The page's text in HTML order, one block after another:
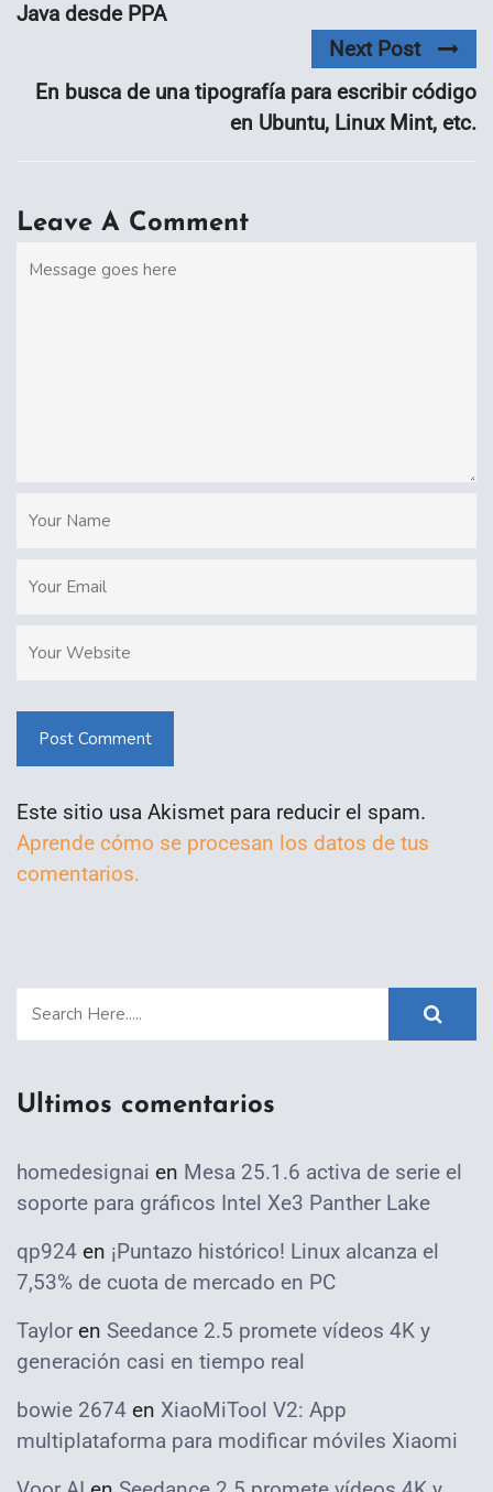
Java desde PPA
Next Post
En busca de una tipografía para escribir código
en Ubuntu, Linux Mint, etc.
Leave A Comment
Post Comment
Este sitio usa Akismet para reducir el spam.
Aprende cómo se procesan los datos de tus
comentarios.
Ultimos comentarios
homedesignai en Mesa 25.1.6 activa de serie el
soporte para gráficos Intel Xe3 Panther Lake
qp924 en ¡Puntazo histórico! Linux alcanza el
7,53% de cuota de mercado en PC
Taylor en Seedance 2.5 promete vídeos 4K y
generación casi en tiempo real
bowie 2674 en XiaoMiTool V2: App
multiplataforma para modificar móviles Xiaomi